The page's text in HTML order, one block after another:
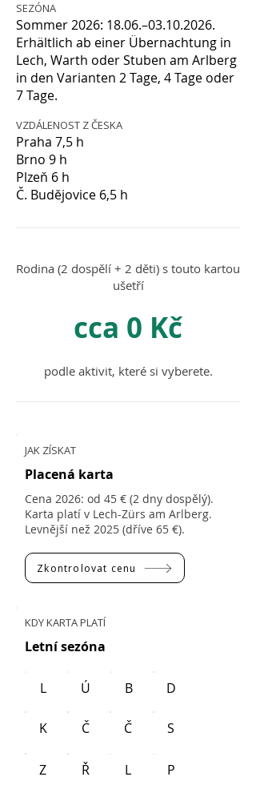
SEZÓNA
Sommer 2026: 18.06.–03.10.2026.
Erhältlich ab einer Übernachtung in
Lech, Warth oder Stuben am Arlberg
in den Varianten 2 Tage, 4 Tage oder
7 Tage.
VZDÁLENOST Z ČESKA
Praha 7,5 h
Brno 9 h
Plzeň 6 h
Č. Budějovice 6,5 h
Rodina (2 dospělí + 2 děti) s touto kartou
ušetří
cca 0 Kč
podle aktivit, které si vyberete.
JAK ZÍSKAT
Placená karta
Cena 2026: od 45 € (2 dny dospělý).
Karta platí v Lech-Zürs am Arlberg.
Levnější než 2025 (dříve 65 €).
Zkontrolovat cenu
KDY KARTA PLATÍ
Letní sezóna
L Ú B D
K Č Č S
Z Ř L P